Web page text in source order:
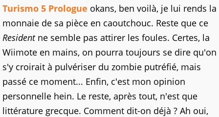
Turismo 5 Prologue okans, ben voilà, je lui rends la
monnaie de sa pièce en caoutchouc. Reste que ce
Residentne semble pas attirer les foules. Certes, la
Wiimote en mains, on pourra toujours se dire qu'on
s'y croirait à pulvériser du zombie putréfié, mais
passé ce moment... Enfin, c'est mon opinion
personnelle hein. Le reste, après tout, n'est que
littérature grecque. Comment dit-on déjà ? Ah oui,